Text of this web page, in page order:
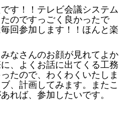
す！！テレビ会議システム
のですっごく良かったで
回参加します！！ほんと楽
みなさんのお顔が見れてよか
、よくお話に出てくる工務
たので、わくわくいたしま
、計画してみます。またこ
れば、参加したいです。